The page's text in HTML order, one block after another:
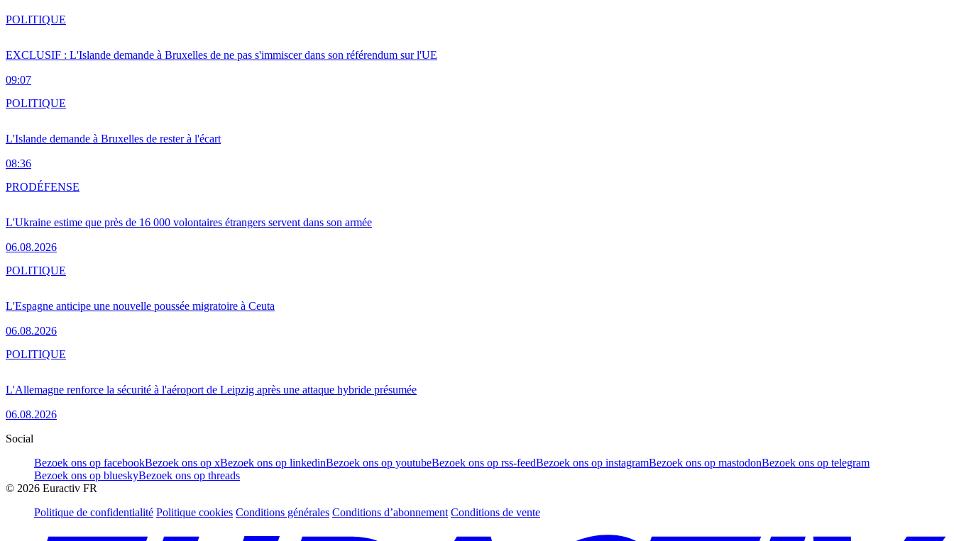
EXCLUSIF : L'Islande demande à Bruxelles de ne pas s'immiscer dans son référendum sur l'UE
09:07
POLITIQUE
L'Islande demande à Bruxelles de rester à l'écart
08:36
POLITIQUE
L'Ukraine estime que près de 16 000 volontaires étrangers servent dans son armée
06.08.2026
PRODÉFENSE
L'Espagne anticipe une nouvelle poussée migratoire à Ceuta
06.08.2026
POLITIQUE
L'Allemagne renforce la sécurité à l'aéroport de Leipzig après une attaque hybride présumée
06.08.2026
POLITIQUE
Social
Bezoek ons op facebookBezoek ons op xBezoek ons op linkedinBezoek ons op youtubeBezoek ons op rss-feedBezoek ons op instagramBezoek ons op mastodonBezoek ons op telegram
Bezoek ons op blueskyBezoek ons op threads
© 2026 Euractiv FR
Politique de confidentialité Politique cookies Conditions générales Conditions d’abonnement Conditions de vente